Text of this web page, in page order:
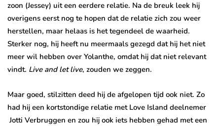
zoon (Jessey) uit een eerdere relatie. Na de breuk leek hij
overigens eerst nog te hopen dat de relatie zich zou weer
herstellen, maar helaas is het tegendeel de waarheid.
Sterker nog, hij heeft nu meermaals gezegd dat hij het niet
meer wil hebben over Yolanthe, omdat hij dat niet relevant
vindt. Live and let live, zouden we zeggen.
Maar goed, stilzitten deed hij de afgelopen tijd ook niet. Zo
had hij een kortstondige relatie met Love Island deelnemer
Jotti Verbruggen en zou hij ook iets hebben gehad met een